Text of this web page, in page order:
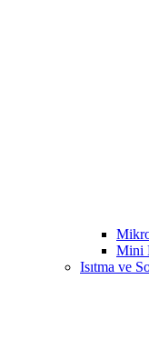
Mini
Isıtma ve